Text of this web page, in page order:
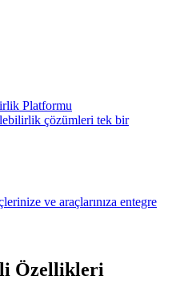
Platformu
çözümleri tek bir
ve araçlarınıza entegre
Özellikleri